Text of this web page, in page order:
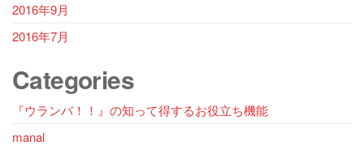
2016年9月
2016年7月
Categories
『ウランバ！！』の知って得するお役立ち機能
manal